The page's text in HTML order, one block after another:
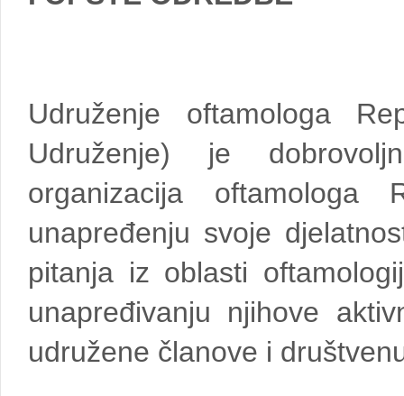
Udruženje oftamologa
Udruženje) je
organizacija
unapređenju svoje
pitanja iz oblasti
unapređivanju njihove
udružene članove i